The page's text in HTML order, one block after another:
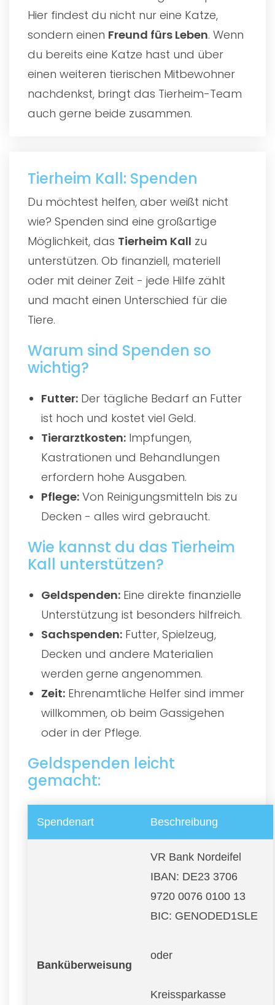
Hier findest du nicht nur eine Katze,
sondern einen Freund fürs Leben. Wenn
du bereits eine Katze hast und über
einen weiteren tierischen Mitbewohner
nachdenkst, bringt das Tierheim-Team
auch gerne beide zusammen.
Tierheim Kall: Spenden
Du möchtest helfen, aber weißt nicht
wie? Spenden sind eine großartige
Möglichkeit, das Tierheim Kall zu
unterstützen. Ob finanziell, materiell
oder mit deiner Zeit - jede Hilfe zählt
und macht einen Unterschied für die
Tiere.
Warum sind Spenden so
wichtig?
Futter: Der tägliche Bedarf an Futter
ist hoch und kostet viel Geld.
Tierarztkosten: Impfungen,
Kastrationen und Behandlungen
erfordern hohe Ausgaben.
Pflege: Von Reinigungsmitteln bis zu
Decken - alles wird gebraucht.
Wie kannst du das Tierheim
Kall unterstützen?
Geldspenden: Eine direkte finanzielle
Unterstützung ist besonders hilfreich.
Sachspenden: Futter, Spielzeug,
Decken und andere Materialien
werden gerne angenommen.
Zeit: Ehrenamtliche Helfer sind immer
willkommen, ob beim Gassigehen
oder in der Pflege.
Geldspenden leicht
gemacht:
Spendenart Beschreibung
Banküberweisung
VR Bank Nordeifel
IBAN: DE23 3706
9720 0076 0100 13
BIC: GENODED1SLE
oder
Kreissparkasse